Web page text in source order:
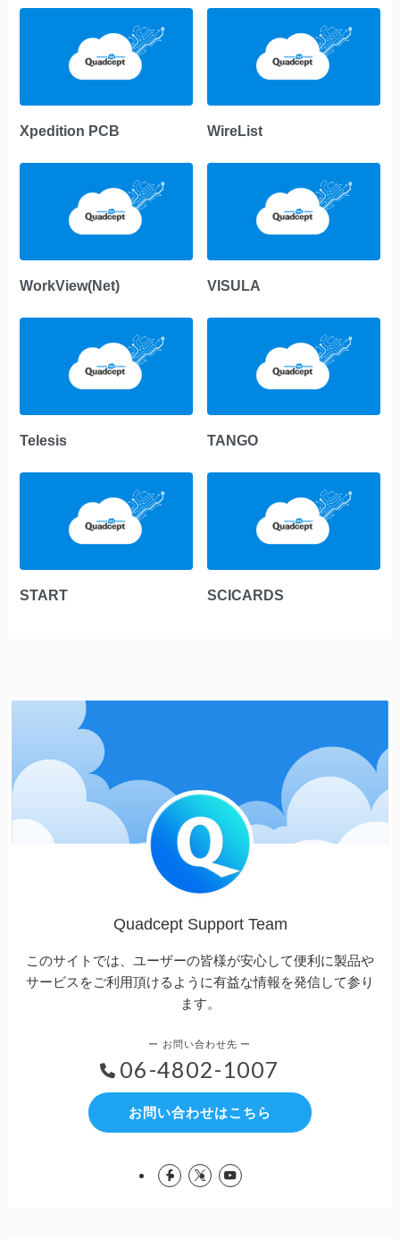
Xpedition PCB WireList
WorkView(Net) VISULA
Telesis TANGO
START SCICARDS
Quadcept Support Team
このサイトでは、ユーザーの皆様が安心して便利に製品や
サービスをご利用頂けるように有益な情報を発信して参り
ます。
06-4802-1007
お問い合わせはこちら